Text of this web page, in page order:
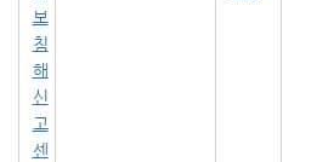
보
침
해
신
고
센